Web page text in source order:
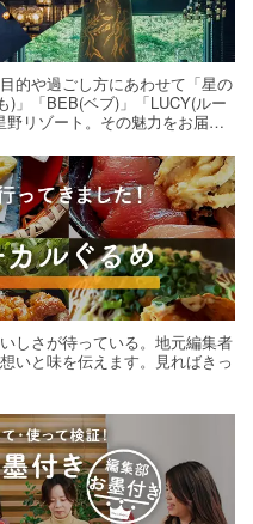
的や過ごし方にあわせて「星の
)」「BEB(ベブ)」「LUCY(ルー
リゾート。その魅力をお届け
しさが待っている。地元編集者
いと味を伝えます。見ればきっ